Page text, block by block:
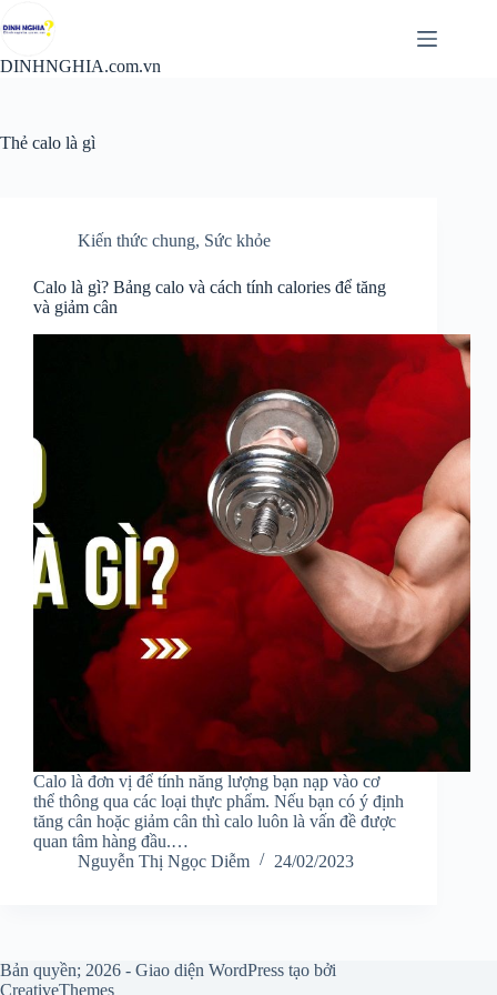
đến
nội
DINHNGHIA.com.vn
Thẻ calo là gì
Kiến thức chung, Sức khỏe
Calo là gì? Bảng calo và cách tính calories để tăng
và giảm cân
Calo là đơn vị để tính năng lượng bạn nạp vào cơ
thể thông qua các loại thực phẩm. Nếu bạn có ý định
tăng cân hoặc giảm cân thì calo luôn là vấn đề được
quan tâm hàng đầu.…
Nguyễn Thị Ngọc Diễm
24/02/2023
Bản quyền; 2026 - Giao diện WordPress tạo bởi
CreativeThemes